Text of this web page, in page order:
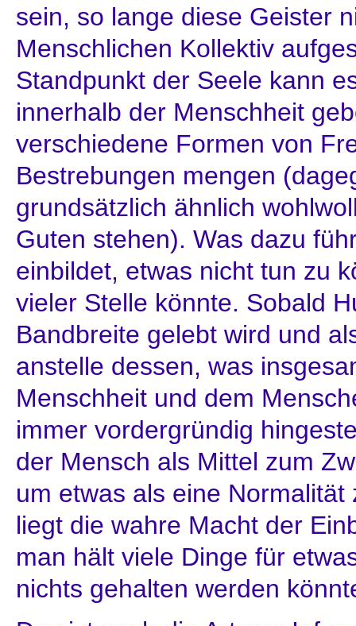
sein, so lange diese Geister
Menschlichen Kollektiv
Standpunkt der Seele kann
innerhalb der Menschheit
verschiedene Formen von
Bestrebungen mengen
grundsätzlich ähnlich
Guten stehen). Was dazu
einbildet, etwas nicht tun zu
vieler Stelle könnte. Sobald
Bandbreite gelebt wird und
anstelle dessen, was
Menschheit und dem
immer vordergründig
der Mensch als Mittel zum
um etwas als eine
liegt die wahre Macht der
man hält viele Dinge für
nichts gehalten werden